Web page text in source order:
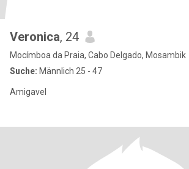
Veronica, 24
Mocímboa da Praia, Cabo Delgado, Mosambik
Suche: Männlich 25 - 47
Amigavel